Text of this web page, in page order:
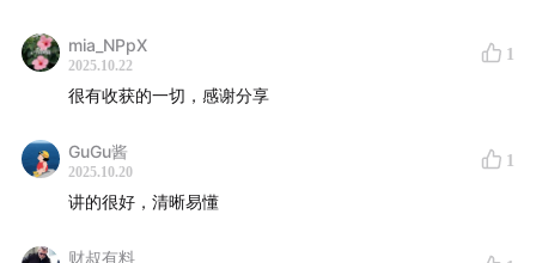
的收益情况不同。
综合服务做的好，大家才会愿意使用，它的负债成本才会
低。
「​✅贷款能力」
核心：低成本负债银行的低价策略 vs 小微银行的独特风控技
术
mia_NPpX
2025.10.22
1
很有收获的一切，感谢分享
GuGu酱
2025.10.20
1
讲的很好，清晰易懂
财叔有料